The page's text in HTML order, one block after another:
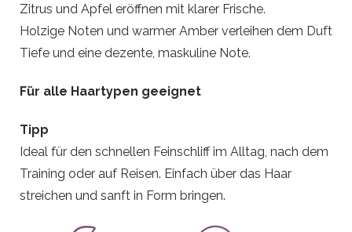
Zitrus und Apfel eröffnen mit klarer Frische.
Holzige Noten und warmer Amber verleihen dem Duft
Tiefe und eine dezente, maskuline Note.
Für alle Haartypen geeignet
Tipp
Ideal für den schnellen Feinschliff im Alltag, nach dem
Training oder auf Reisen. Einfach über das Haar
streichen und sanft in Form bringen.